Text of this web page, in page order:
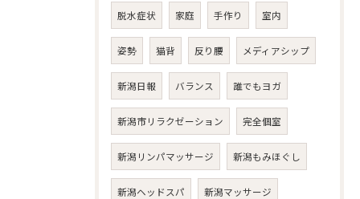
脱水症状 家庭 手作り 室内
姿勢 猫背 反り腰 メディアシップ
新潟日報 バランス 誰でもヨガ
新潟市リラクゼーション 完全個室
新潟リンパマッサージ 新潟もみほぐし
新潟ヘッドスパ 新潟マッサージ